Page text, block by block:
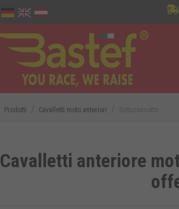
Prodotti Cavalletti moto anteriori
Cavalletti anteriore